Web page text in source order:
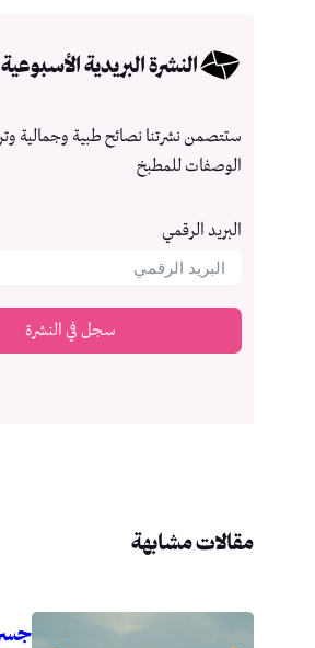
النشرة البريدية
ستتصمن نشرتنا نصائح طبية وجمالية
الوصفات للمطبخ
البريد الرقمي
سجل في النشرة
مقالات مشابهة
جسر